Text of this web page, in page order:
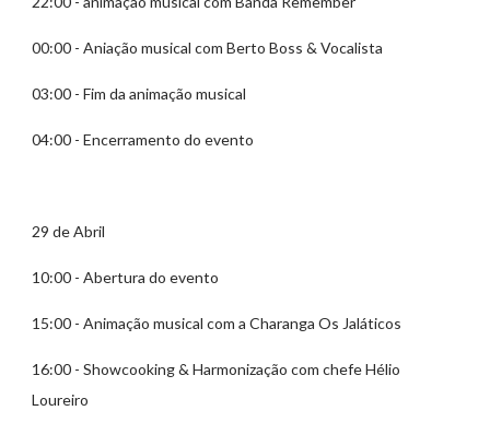
00:00 - Aniação musical com Berto Boss & Vocalista
03:00 - Fim da animação musical
04:00 - Encerramento do evento
29 de Abril
10:00 - Abertura do evento
15:00 - Animação musical com a Charanga Os Jaláticos
16:00 - Showcooking & Harmonização com chefe Hélio
Loureiro